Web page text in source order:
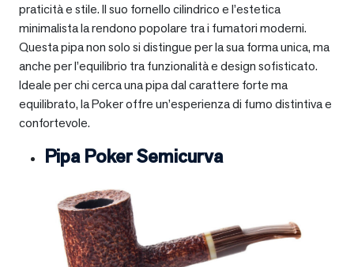
praticità e stile. Il suo fornello cilindrico e l’estetica
minimalista la rendono popolare tra i fumatori moderni.
Questa pipa non solo si distingue per la sua forma unica, ma
anche per l’equilibrio tra funzionalità e design sofisticato.
Ideale per chi cerca una pipa dal carattere forte ma
equilibrato, la Poker offre un’esperienza di fumo distintiva e
confortevole.
Pipa Poker Semicurva